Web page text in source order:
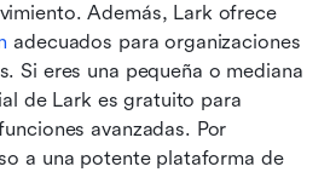
productividad en movimiento. Además, Lark ofrece
adecuados para organizaciones
Si eres una pequeña o mediana
de Lark es gratuito para
avanzadas. Por
a una potente plataforma de